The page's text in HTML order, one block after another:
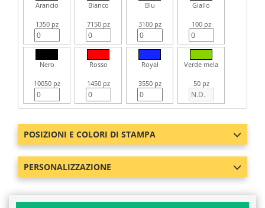
Arancio
1350 pz
Bianco
7150 pz
Blu
3100 pz
Giallo
100 pz
Nero
10050 pz
Rosso
1450 pz
Royal
3550 pz
Verde mela
50 pz
POSIZIONI E COLORI DI STAMPA
PERSONALIZZAZIONE